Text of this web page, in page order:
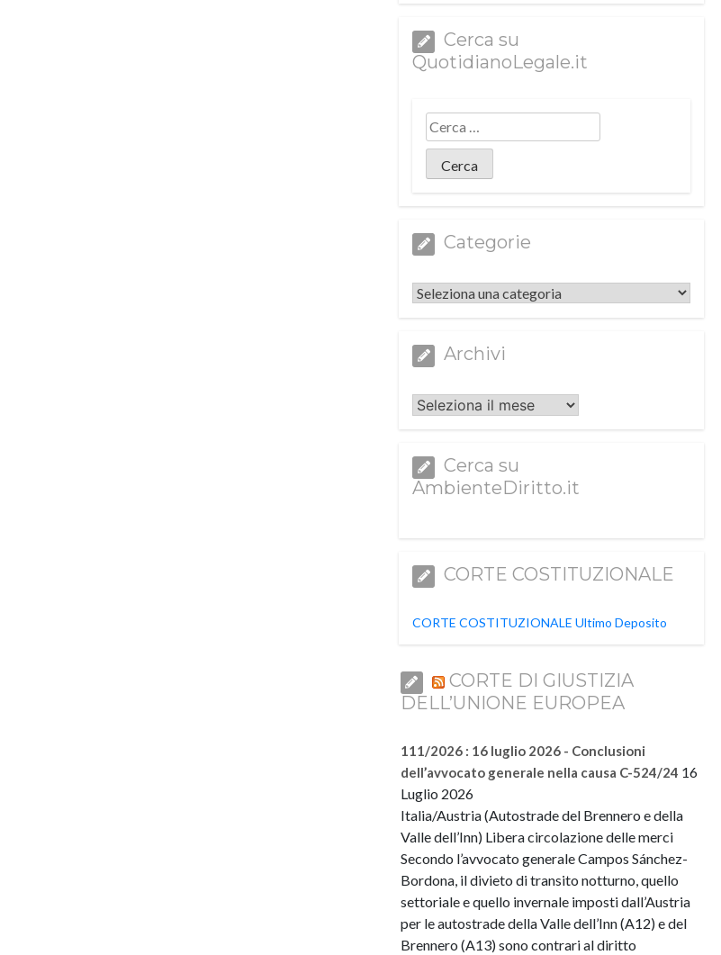
Cerca su
QuotidianoLegale.it
Categorie
Categorie
Archivi
Archivi
Cerca su
AmbienteDiritto.it
CORTE COSTITUZIONALE
CORTE COSTITUZIONALE Ultimo Deposito
CORTE DI GIUSTIZIA
DELL’UNIONE EUROPEA
111/2026 : 16 luglio 2026 - Conclusioni
dell’avvocato generale nella causa C-524/24 16
Luglio 2026
Italia/Austria (Autostrade del Brennero e della
Valle dell’Inn) Libera circolazione delle merci
Secondo l’avvocato generale Campos Sánchez-
Bordona, il divieto di transito notturno, quello
settoriale e quello invernale imposti dall’Austria
per le autostrade della Valle dell’Inn (A12) e del
Brennero (A13) sono contrari al diritto